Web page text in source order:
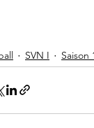
SVN I Saison